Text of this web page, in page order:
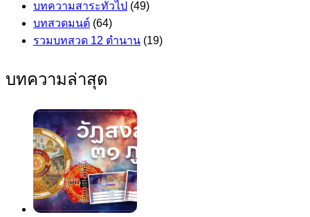
บทความสาระทั่วไป (49)
บทสวดมนต์ (64)
รวมบทสวด 12 ตำนาน (19)
บทความล่าสุด